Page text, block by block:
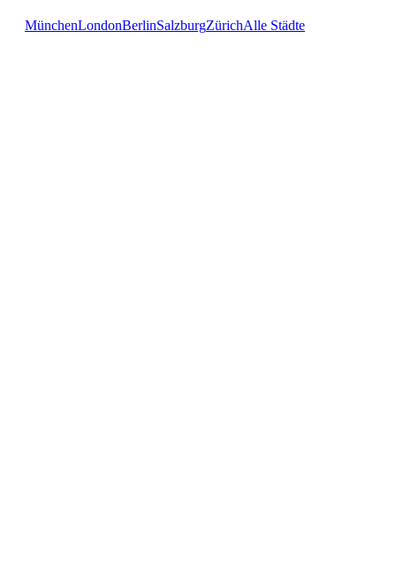
MünchenLondonBerlinSalzburgZürichAlle Städte